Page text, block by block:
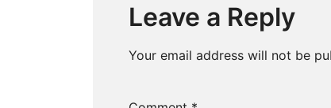
Leave a Reply
Your email address will not be